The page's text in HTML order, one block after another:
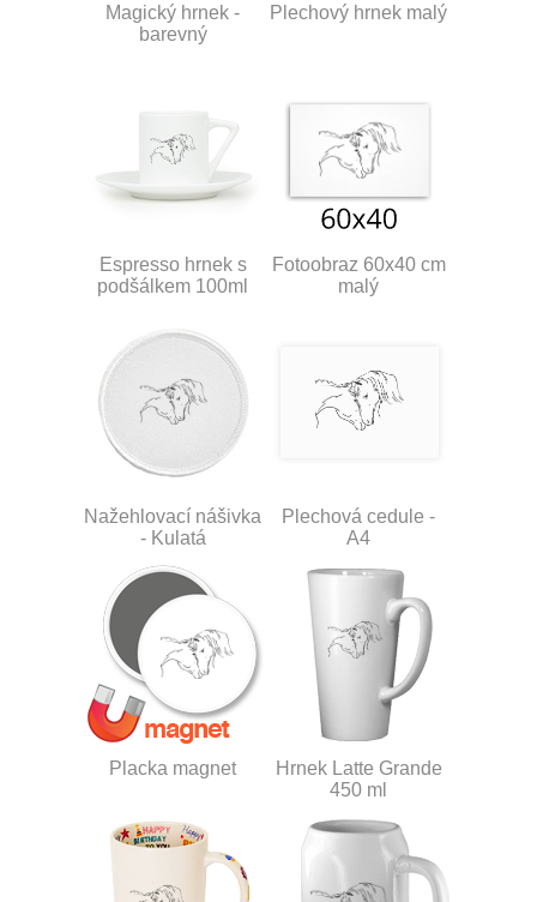
Magický hrnek -
barevný
Plechový hrnek malý
Espresso hrnek s
podšálkem 100ml
Fotoobraz 60x40 cm
malý
Nažehlovací nášivka
- Kulatá
Plechová cedule -
A4
Placka magnet
Hrnek Latte Grande
450 ml